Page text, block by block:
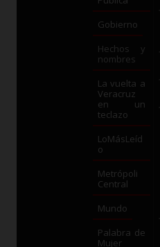
Gobierno
Hechos y
nombres
La vuelta a
Veracruz
en un
teclazo
LoMásLeíd
o
Metrópoli
Central
Mundo
Palabra de
Mujer